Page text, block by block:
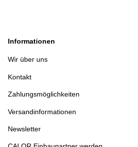
Informationen
Wir über uns
Kontakt
Zahlungsmöglichkeiten
Versandinformationen
Newsletter